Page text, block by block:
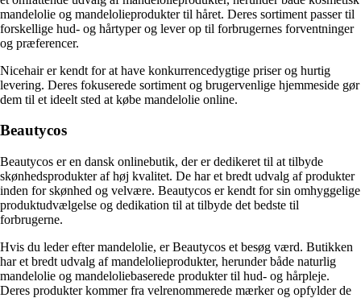
mandelolie og mandelolieprodukter til håret. Deres sortiment passer til
forskellige hud- og hårtyper og lever op til forbrugernes forventninger
og præferencer.
Nicehair er kendt for at have konkurrencedygtige priser og hurtig
levering. Deres fokuserede sortiment og brugervenlige hjemmeside gør
dem til et ideelt sted at købe mandelolie online.
Beautycos
Beautycos er en dansk onlinebutik, der er dedikeret til at tilbyde
skønhedsprodukter af høj kvalitet. De har et bredt udvalg af produkter
inden for skønhed og velvære. Beautycos er kendt for sin omhyggelige
produktudvælgelse og dedikation til at tilbyde det bedste til
forbrugerne.
Hvis du leder efter mandelolie, er Beautycos et besøg værd. Butikken
har et bredt udvalg af mandelolieprodukter, herunder både naturlig
mandelolie og mandeloliebaserede produkter til hud- og hårpleje.
Deres produkter kommer fra velrenommerede mærker og opfylder de